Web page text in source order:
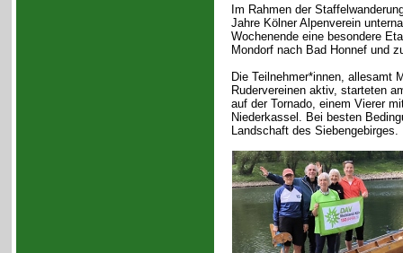
Im Rahmen der
Jahre Kölner Alpenverein
Wochenende eine besondere
Mondorf nach Bad Honnef und
Die Teilnehmer*innen, allesamt
Rudervereinen aktiv, starteten
auf der Tornado, einem Vierer
Niederkassel. Bei besten
Landschaft des Siebengebirges.